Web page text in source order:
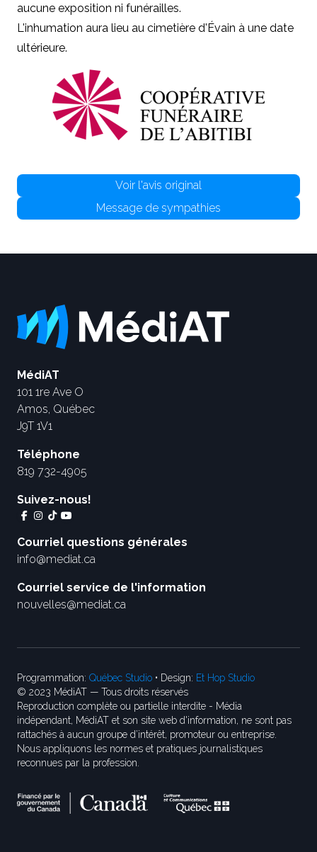
aucune exposition ni funérailles.
L'inhumation aura lieu au cimetière d'Évain à une date
ultérieure.
Voir l'avis original
Message de sympathies
MédiAT
101 1re Ave O
Amos, Québec
J9T 1V1
Téléphone
819 732-4905
Suivez-nous!
Courriel questions générales
info@mediat.ca
Courriel service de l'information
nouvelles@mediat.ca
Programmation: Québec Studio • Design: Et Hop Studio
© 2023 MédiAT — Tous droits réservés
Reproduction complète ou partielle interdite - Média
indépendant, MédiAT et son site web d'information, ne sont pas
rattachés à aucun groupe d’intérêt, promoteur ou entreprise.
Nous appliquons les normes et pratiques journalistiques
reconnues par la profession.